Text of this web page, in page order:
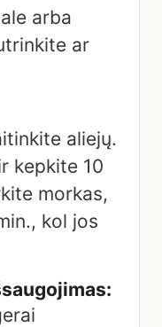
arba
ar
aliejų.
kepkite 10
morkas,
kol jos